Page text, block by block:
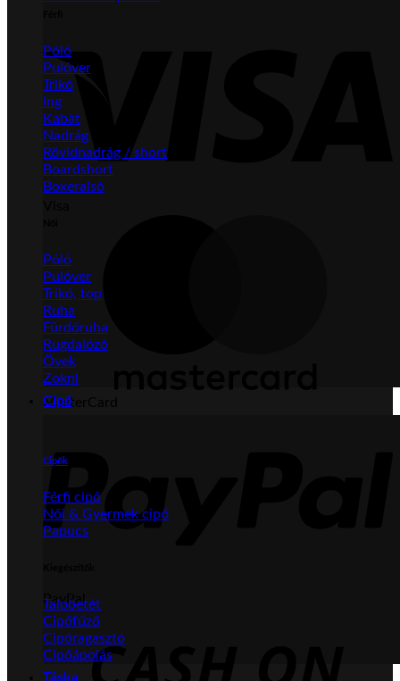
MasterCard
PayPal
Póló
Pulóver
Trikó
Ing
Kabát
Nadrág
Rövidnadrág / short
Boardshort
Boxeralsó
Póló
Pulóver
Trikó, top
Ruha
Fürdőruha
Rugdalózó
Övek
Zokni
Cipő
Cipők
Férfi cipő
Női & Gyermek cipő
Papucs
Talpbetét
Cipőfűző
Cipőragasztó
Cipőápolás
Táska